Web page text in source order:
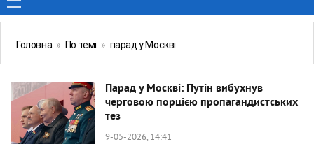
Головна » По темі » парад у Москві
Парад у Москві: Путін вибухнув
черговою порцією пропагандистських
тез
9-05-2026, 14:41